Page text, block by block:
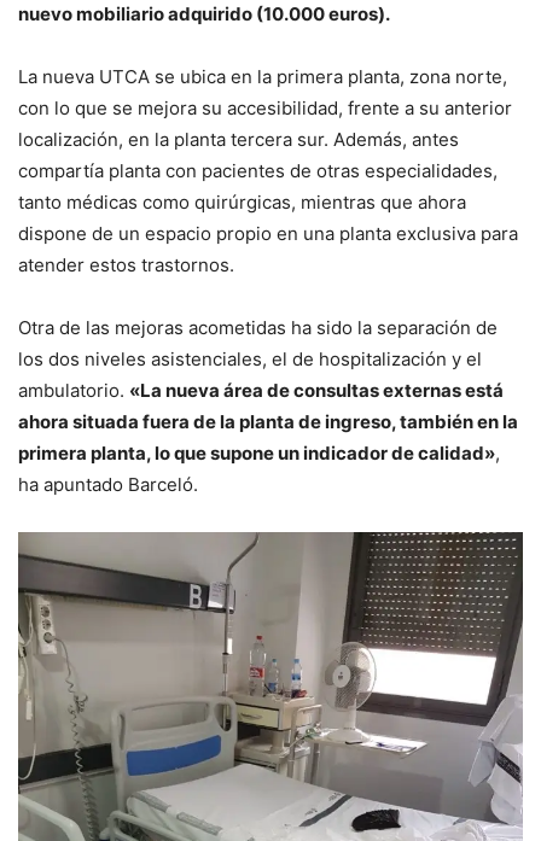
nuevo mobiliario adquirido (10.000 euros).
La nueva UTCA se ubica en la primera planta, zona norte,
con lo que se mejora su accesibilidad, frente a su anterior
localización, en la planta tercera sur. Además, antes
compartía planta con pacientes de otras especialidades,
tanto médicas como quirúrgicas, mientras que ahora
dispone de un espacio propio en una planta exclusiva para
atender estos trastornos.
Otra de las mejoras acometidas ha sido la separación de
los dos niveles asistenciales, el de hospitalización y el
ambulatorio. «La nueva área de consultas externas está
ahora situada fuera de la planta de ingreso, también en la
primera planta, lo que supone un indicador de calidad»,
ha apuntado Barceló.